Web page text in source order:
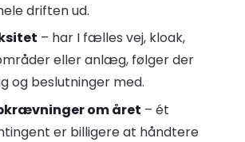
driften ud.
– har I fælles vej, kloak,
eller anlæg, følger der
og beslutninger med.
om året – ét
er billigere at håndtere